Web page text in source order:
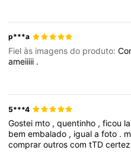
p***a
Fiel às imagens do produto:
ameiiiii .
5***4
Gostei mto ,quentinho ,ficou
bemembalado , igualafoto .
compraroutroscomtTD